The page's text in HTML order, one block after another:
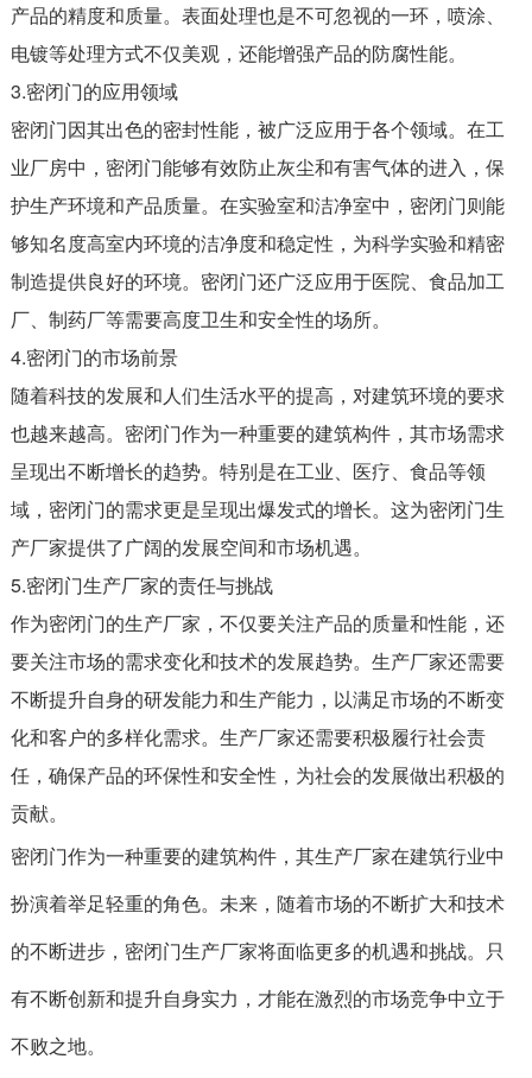
产品的精度和质量。表面处理也是不可忽视的一环，喷涂、
电镀等处理方式不仅美观，还能增强产品的防腐性能。
3.密闭门的应用领域
密闭门因其出色的密封性能，被广泛应用于各个领域。在工
业厂房中，密闭门能够有效防止灰尘和有害气体的进入，保
护生产环境和产品质量。在实验室和洁净室中，密闭门则能
够知名度高室内环境的洁净度和稳定性，为科学实验和精密
制造提供良好的环境。密闭门还广泛应用于医院、食品加工
厂、制药厂等需要高度卫生和安全性的场所。
4.密闭门的市场前景
随着科技的发展和人们生活水平的提高，对建筑环境的要求
也越来越高。密闭门作为一种重要的建筑构件，其市场需求
呈现出不断增长的趋势。特别是在工业、医疗、食品等领
域，密闭门的需求更是呈现出爆发式的增长。这为密闭门生
产厂家提供了广阔的发展空间和市场机遇。
5.密闭门生产厂家的责任与挑战
作为密闭门的生产厂家，不仅要关注产品的质量和性能，还
要关注市场的需求变化和技术的发展趋势。生产厂家还需要
不断提升自身的研发能力和生产能力，以满足市场的不断变
化和客户的多样化需求。生产厂家还需要积极履行社会责
任，确保产品的环保性和安全性，为社会的发展做出积极的
贡献。
密闭门作为一种重要的建筑构件，其生产厂家在建筑行业中
扮演着举足轻重的角色。未来，随着市场的不断扩大和技术
的不断进步，密闭门生产厂家将面临更多的机遇和挑战。只
有不断创新和提升自身实力，才能在激烈的市场竞争中立于
不败之地。